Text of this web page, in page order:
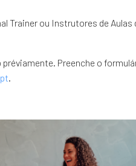
Trainer ou Instrutores de Aulas
Preenche o